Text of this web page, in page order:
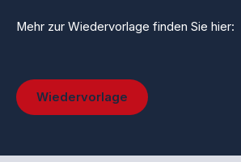
Hellgrün individuell beschriften und
mm) 100x Ordnungsmappen (Typ 10 40
Dokumente im Format DIN A4 50x
mm in Rosa (ideal für farbliche
Mehr zur Wiedervorlage finden Sie hier:
Wiedervorlage